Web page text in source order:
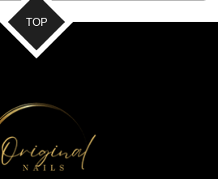
TOP